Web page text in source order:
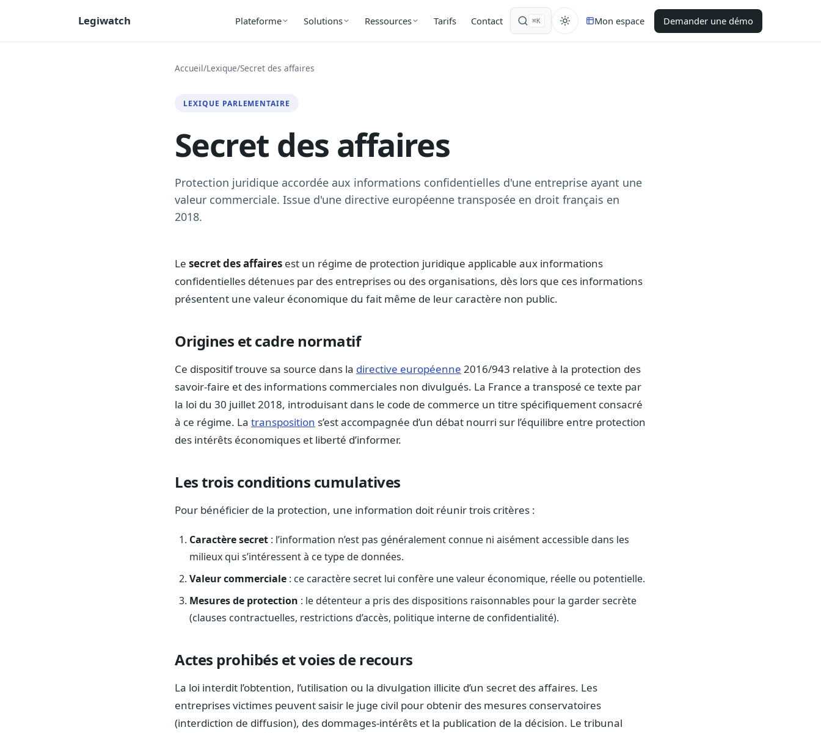
Legiwatch Plateforme Solutions Ressources Tarifs Contact ⌘K Mon espace Demander une démo
Accueil/Lexique/Secret des affaires
LEXIQUE PARLEMENTAIRE
Secret des affaires
Protection juridique accordée aux informations confidentielles d'une entreprise ayant une
valeur commerciale. Issue d'une directive européenne transposée en droit français en
2018.
Le secret des affaires est un régime de protection juridique applicable aux informations
confidentielles détenues par des entreprises ou des organisations, dès lors que ces informations
présentent une valeur économique du fait même de leur caractère non public.
Origines et cadre normatif
Ce dispositif trouve sa source dans la directive européenne 2016/943 relative à la protection des
savoir-faire et des informations commerciales non divulgués. La France a transposé ce texte par
la loi du 30 juillet 2018, introduisant dans le code de commerce un titre spécifiquement consacré
à ce régime. La transposition s’est accompagnée d’un débat nourri sur l’équilibre entre protection
des intérêts économiques et liberté d’informer.
Les trois conditions cumulatives
Pour bénéficier de la protection, une information doit réunir trois critères :
Caractère secret : l’information n’est pas généralement connue ni aisément accessible dans les
milieux qui s’intéressent à ce type de données.
Valeur commerciale : ce caractère secret lui confère une valeur économique, réelle ou potentielle.
Mesures de protection : le détenteur a pris des dispositions raisonnables pour la garder secrète
(clauses contractuelles, restrictions d’accès, politique interne de confidentialité).
Actes prohibés et voies de recours
La loi interdit l’obtention, l’utilisation ou la divulgation illicite d’un secret des affaires. Les
entreprises victimes peuvent saisir le juge civil pour obtenir des mesures conservatoires
(interdiction de diffusion), des dommages-intérêts et la publication de la décision. Le tribunal